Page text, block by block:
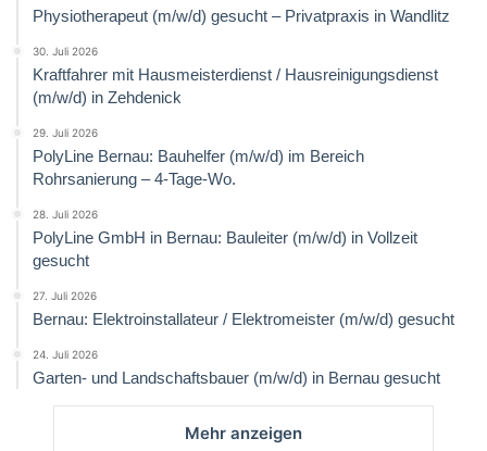
Physiotherapeut (m/w/d) gesucht – Privatpraxis in Wandlitz
30. Juli 2026
Kraftfahrer mit Hausmeisterdienst / Hausreinigungsdienst
(m/w/d) in Zehdenick
29. Juli 2026
PolyLine Bernau: Bauhelfer (m/w/d) im Bereich
Rohrsanierung – 4-Tage-Wo.
28. Juli 2026
PolyLine GmbH in Bernau: Bauleiter (m/w/d) in Vollzeit
gesucht
27. Juli 2026
Bernau: Elektroinstallateur / Elektromeister (m/w/d) gesucht
24. Juli 2026
Garten- und Landschaftsbauer (m/w/d) in Bernau gesucht
Mehr anzeigen